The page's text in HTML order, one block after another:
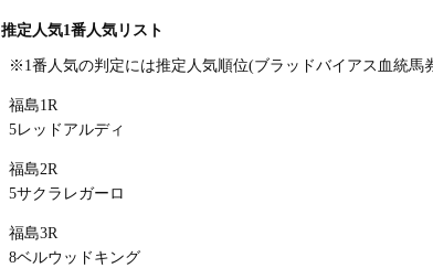
推定人気1番人気リスト
※1番人気の判定には推定人気順位(ブラッドバイアス血統馬
福島1R
5レッドアルディ
福島2R
5サクラレガーロ
福島3R
8ベルウッドキング